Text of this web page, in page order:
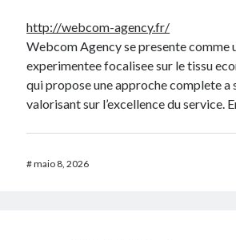
http://webcom-agency.fr/
Webcom Agency se presente comme
experimentee focalisee sur le tissu
qui propose une approche complete a
valorisant sur l’excellence du service.
#maio 8, 2026